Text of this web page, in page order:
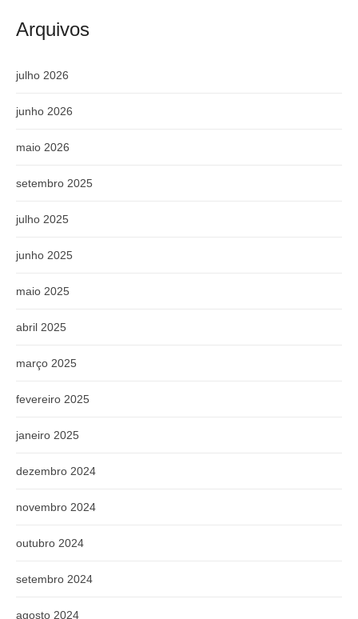
Arquivos
julho 2026
junho 2026
maio 2026
setembro 2025
julho 2025
junho 2025
maio 2025
abril 2025
março 2025
fevereiro 2025
janeiro 2025
dezembro 2024
novembro 2024
outubro 2024
setembro 2024
agosto 2024